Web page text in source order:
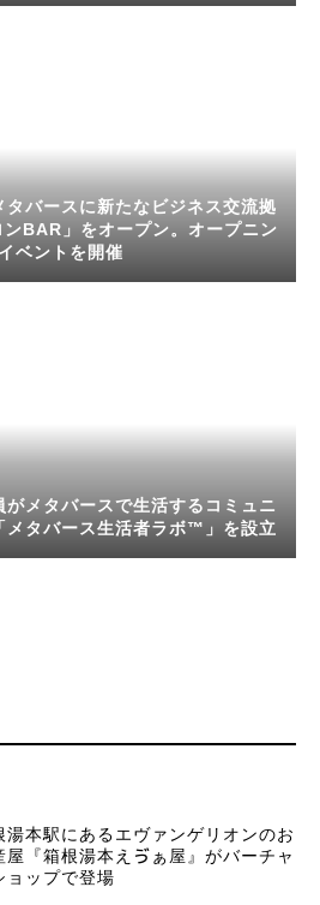
バースに新たなビジネス交流拠
BAR」をオープン。オープニン
ベントを開催
メタバースで生活するコミュニ
メタバース生活者ラボ™」を設立
湯本駅にあるエヴァンゲリオンのお
屋『箱根湯本えゔぁ屋』がバーチャ
ョップで登場